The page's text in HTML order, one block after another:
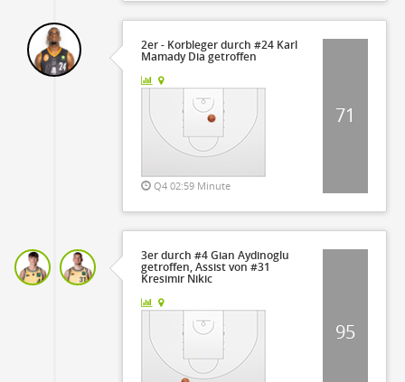
2er - Korbleger durch #24 Karl
Mamady Dia getroffen
Q4 02:59 Minute
71
3er durch #4 Gian Aydinoglu
getroffen, Assist von #31
Kresimir Nikic
95